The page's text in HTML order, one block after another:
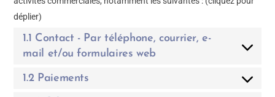
déplier)
1.1 Contact - Par téléphone, courrier, e-
mail et/ou formulaires web
1.2 Paiements